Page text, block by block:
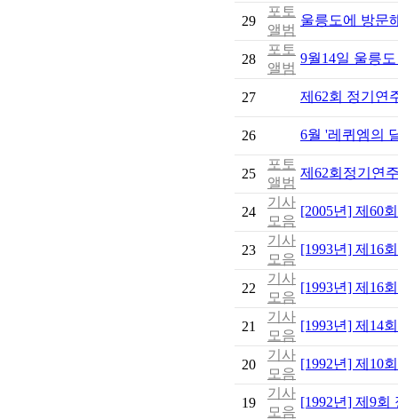
29
포토
앨범
울릉도에 방문
28
포토
앨범
9월14일 울릉
27 제62회 정기연
26 6월 '레퀴엠의
25
포토
앨범
제62회정기연
24
기사
모음
[2005년] 제60
23
기사
모음
[1993년] 제16
22
기사
모음
[1993년] 제16
21
기사
모음
[1993년] 제14
20
기사
모음
[1992년] 제10
19
기사
모음
[1992년] 제9회